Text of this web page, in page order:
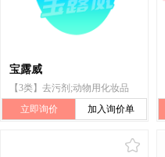
宝露威
【3类】去污剂;动物用化妆品
立即询价
加入询价单